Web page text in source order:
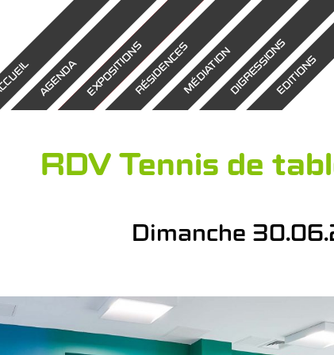
AGENDAEXPOSITIONSRÉSIDENCESMÉDIATIONDIGRESSIONSEDITIONS
RDV Tennis de
Dimanche